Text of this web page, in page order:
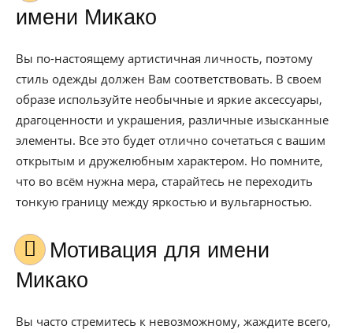
имени Микако
Вы по-настоящему артистичная личность, поэтому
стиль одежды должен Вам соответствовать. В своем
образе используйте необычные и яркие аксессуары,
драгоценности и украшения, различные изысканные
элементы. Все это будет отлично сочетаться с вашим
открытым и дружелюбным характером. Но помните,
что во всём нужна мера, старайтесь не переходить
тонкую границу между яркостью и вульгарностью.
Мотивация для имени
Микако
Вы часто стремитесь к невозможному, жаждите всего,